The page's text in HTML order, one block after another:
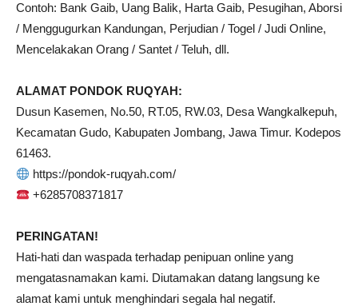
Contoh: Bank Gaib, Uang Balik, Harta Gaib, Pesugihan, Aborsi
/ Menggugurkan Kandungan, Perjudian / Togel / Judi Online,
Mencelakakan Orang / Santet / Teluh, dll.
ALAMAT PONDOK RUQYAH:
Dusun Kasemen, No.50, RT.05, RW.03, Desa Wangkalkepuh,
Kecamatan Gudo, Kabupaten Jombang, Jawa Timur. Kodepos
61463.
https://pondok-ruqyah.com/
+6285708371817
PERINGATAN!
Hati-hati dan waspada terhadap penipuan online yang
mengatasnamakan kami. Diutamakan datang langsung ke
alamat kami untuk menghindari segala hal negatif.